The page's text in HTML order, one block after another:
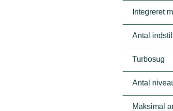
Integreret
Antal
Turbosug
Antal
Maksimal